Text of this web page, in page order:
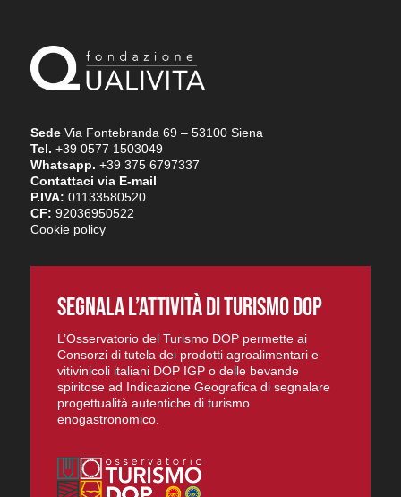
SedeVia Fontebranda 69 – 53100 Siena
Tel. +39 0577 1503049
Whatsapp. +39 375 6797337
Contattaci via E-mail
P.IVA: 01133580520
CF: 92036950522
Cookie policy
SEGNALA L’ATTIVITÀ DI TURISMO DOP
L’Osservatorio del Turismo DOP permette ai
Consorzi di tutela dei prodotti agroalimentari e
vitivinicoli italiani DOP IGP o delle bevande
spiritose ad Indicazione Geografica di segnalare
progettualità autentiche di turismo
enogastronomico.